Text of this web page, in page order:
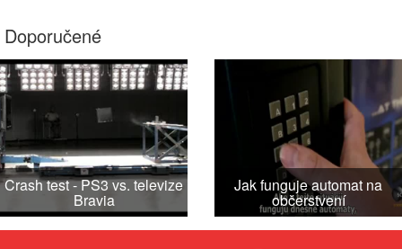
Doporučené
Crash test - PS3 vs. televize
Bravia
Jak funguje automat na
občerstvení